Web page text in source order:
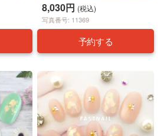
8,030円 (税込)
写真番号: 11369
予約する